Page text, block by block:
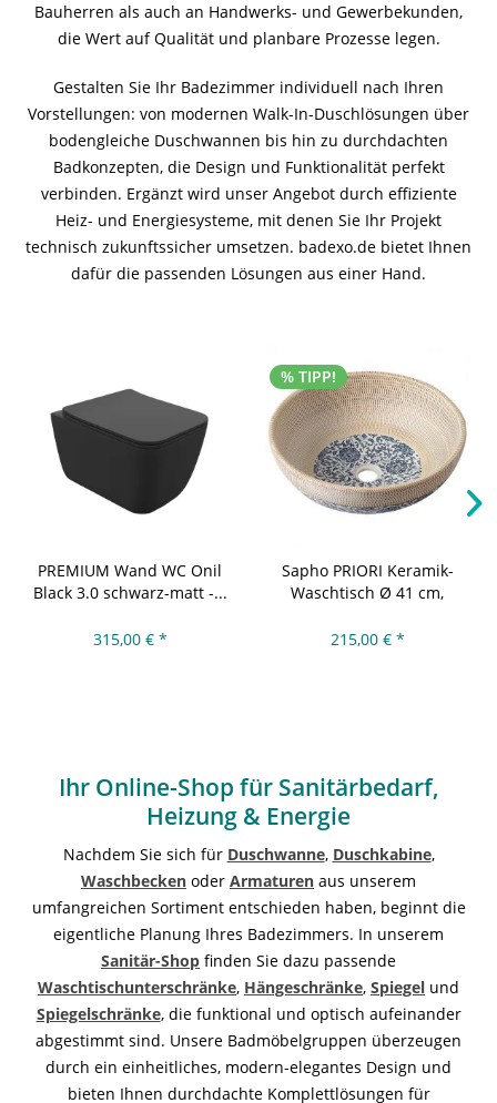
Bauherren als auch an Handwerks- und Gewerbekunden,
die Wert auf Qualität und planbare Prozesse legen.
Gestalten Sie Ihr Badezimmer individuell nach Ihren
Vorstellungen: von modernen Walk-In-Duschlösungen über
bodengleiche Duschwannen bis hin zu durchdachten
Badkonzepten, die Design und Funktionalität perfekt
verbinden. Ergänzt wird unser Angebot durch effiziente
Heiz- und Energiesysteme, mit denen Sie Ihr Projekt
technisch zukunftssicher umsetzen. badexo.de bietet Ihnen
dafür die passenden Lösungen aus einer Hand.
PREMIUM Wand WC Onil
Black 3.0 schwarz-matt -...
315,00 € *
% TIPP!
Sapho PRIORI Keramik-
Waschtisch Ø 41 cm,
215,00 € *
Ihr Online-Shop für Sanitärbedarf,
Heizung & Energie
Nachdem Sie sich für Duschwanne, Duschkabine,
Waschbecken oder Armaturen aus unserem
umfangreichen Sortiment entschieden haben, beginnt die
eigentliche Planung Ihres Badezimmers. In unserem
Sanitär-Shop finden Sie dazu passende
Waschtischunterschränke, Hängeschränke, Spiegel und
Spiegelschränke, die funktional und optisch aufeinander
abgestimmt sind. Unsere Badmöbelgruppen überzeugen
durch ein einheitliches, modern-elegantes Design und
bieten Ihnen durchdachte Komplettlösungen für